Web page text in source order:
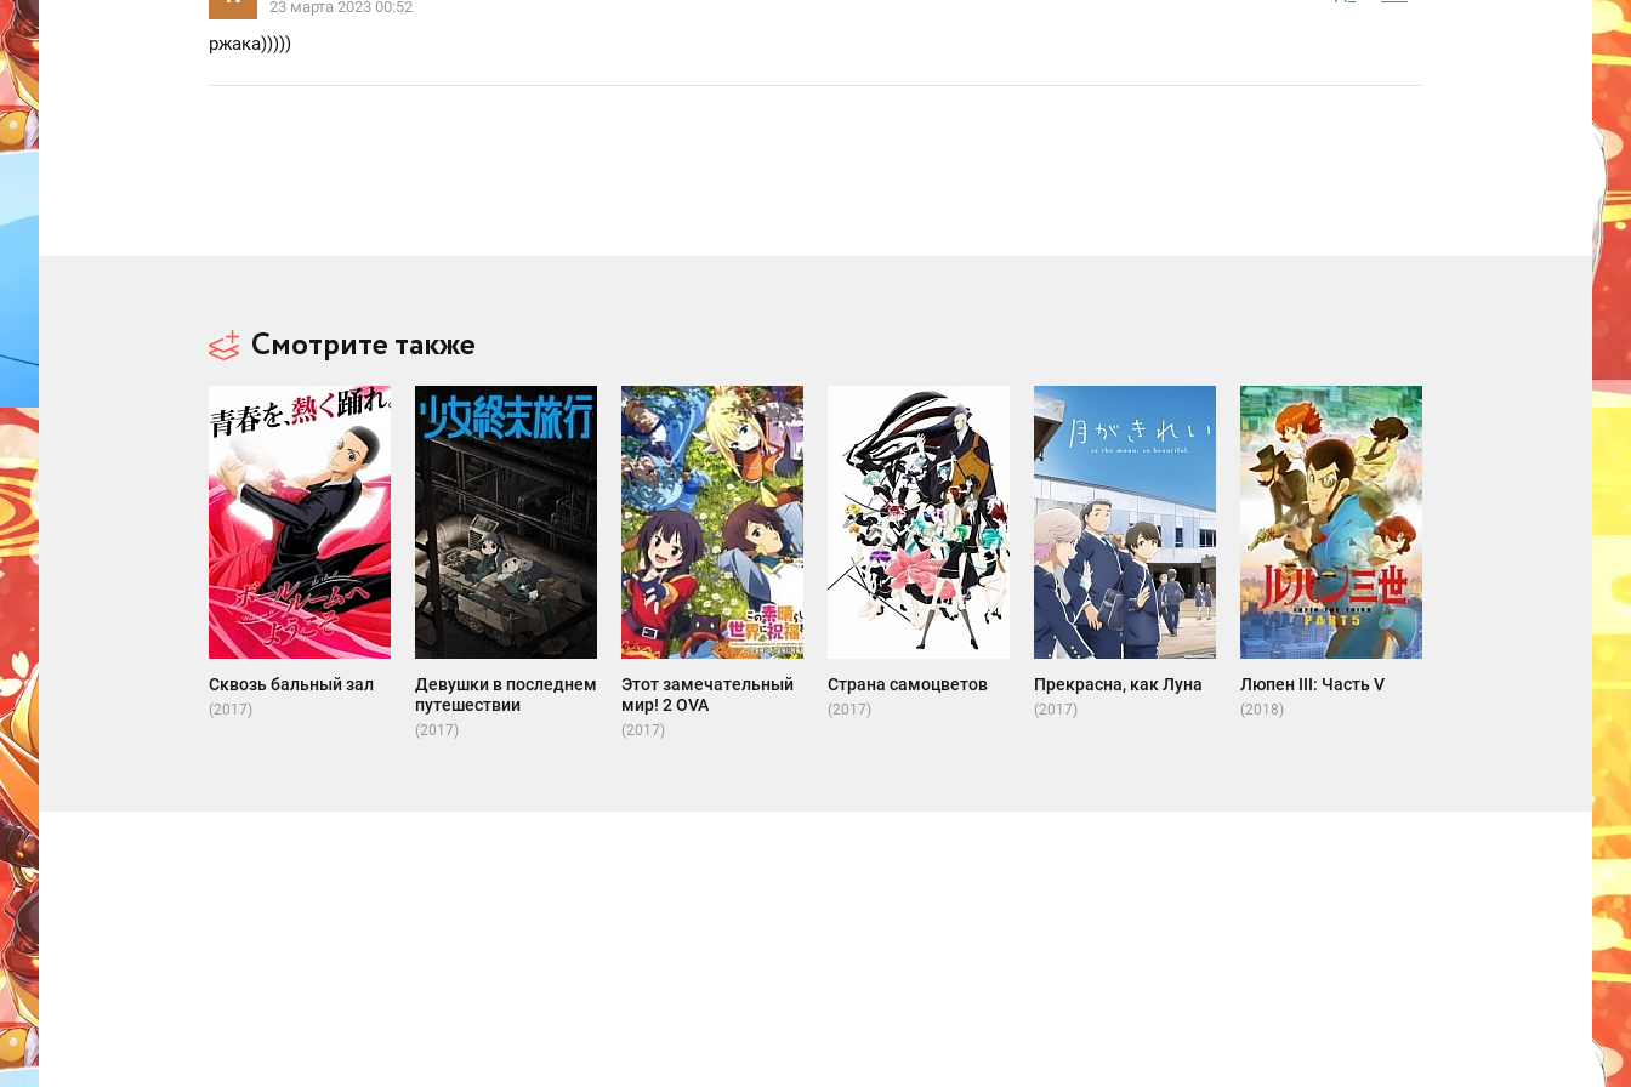
23 марта 2023 00:52
ржака)))))
Смотрите также
Сквозь бальный зал
(2017)
Девушки в последнем
путешествии
(2017)
Этот замечательный
мир! 2 OVA
(2017)
Страна самоцветов
(2017)
Прекрасна, как Луна
(2017)
Люпен III: Часть V
(2018)